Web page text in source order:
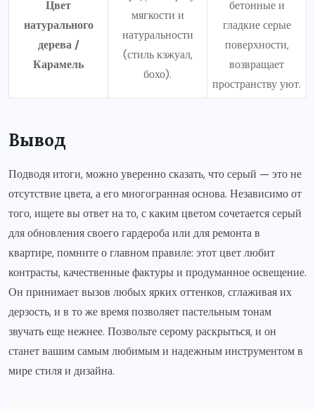
Цвет
натурального
дерева /
Карамель
мягкости и
натуральности
(стиль кэжуал,
бохо).
бетонные и
гладкие серые
поверхности,
возвращает
пространству уют.
Вывод
Подводя итоги, можно уверенно сказать, что серый — это не
отсутствие цвета, а его многогранная основа. Независимо от
того, ищете вы ответ на то, с каким цветом сочетается серый
для обновления своего гардероба или для ремонта в
квартире, помните о главном правиле: этот цвет любит
контрасты, качественные фактуры и продуманное освещение.
Он принимает вызов любых ярких оттенков, сглаживая их
дерзость, и в то же время позволяет пастельным тонам
звучать еще нежнее. Позвольте серому раскрыться, и он
станет вашим самым любимым и надежным инструментом в
мире стиля и дизайна.